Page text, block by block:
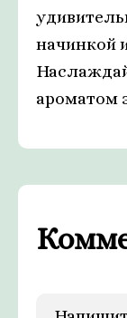
начинкой
ароматом